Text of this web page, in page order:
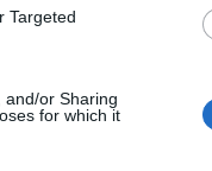
Targeted
and/or Sharing
for which it